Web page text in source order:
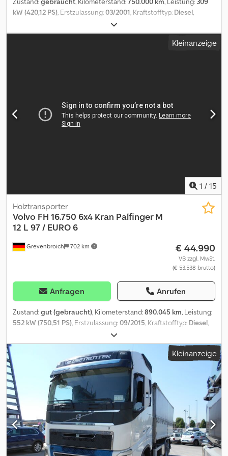
kW (420,12 PS), Erstzulassung:03/2001, Kraftstofftyp: Diesel,
, Reifengröße:
Konfiguration:6x2, Radstand:5.200 mm, Bremsen:Intarder, Farbe:
mechanisch,
Fahrzeugstandort: Bovenden, Globetrotter, 1x Luftsitz, 1x Liege, E-
Spiegel, Spiegel beheizbar, E-Fenster links, E-Fenster rechts,
Klimaanlage, Sonnenblende, Tempomat, Standheizung, Schalter
Änderungen, Zwischenverkauf und Irrtümer vorbehalten! - .
Dcsdpfsvhgxdex Ah Rsk
Kleinanzeige
1 / 15
Grevenbroich 702 km
Holztransporter
Volvo FH 16.750 6x4 Kran Palfinger M
12 L 97 / EURO 6
€ 44.990
VB zzgl. MwSt.
(€ 53.538 brutto)
Anfragen Anrufen
Zustand:gut (gebraucht), Kilometerstand:890.045 km, Leistung:
552 kW (750,51 PS), Erstzulassung:09/2015, Kraftstofftyp: Diesel,
, Kraftstoff:
Schlafkabine, Getriebetyp:Automatisch, Emissionsklasse:Euro6,
, Baujahr:2015, Ausstattung:ABS, AdBlue,
Klimaanlage, Navigationssystem, Nebelscheinwerfer, Rußfilter,
Spoiler, Standheizung, Tempomat, Zentralverriegelung,
elektrisch verstellbarer Spiegel, elektrische
Fensterheberregelung, = Weitere Optionen und Zubehör = -
Aluminium-Kraftstofftank - EPS - Fernbediente
Zentralverriegelung - Fernseher - Geschwindigkeitsbegrenzer -
Kipphydraulik - Kühlschrank - Luftfederung - Partikelfilter -
Radio/CD-Spieler - Schlafkabine - Seitentür -
Sonnenschutzklappe - Stabilitätskontrolle - Standheizung -
Kleinanzeige